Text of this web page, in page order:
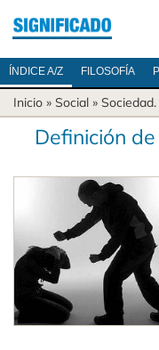
ÍNDICE A/Z FILOSOFÍA
Inicio » Social » Sociedad.
Definición